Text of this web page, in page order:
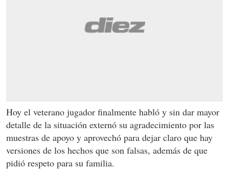
Hoy el veterano jugador finalmente habló y sin dar mayor
detalle de la situación externó su agradecimiento por las
muestras de apoyo y aprovechó para dejar claro que hay
versiones de los hechos que son falsas, además de que
pidió respeto para su familia.